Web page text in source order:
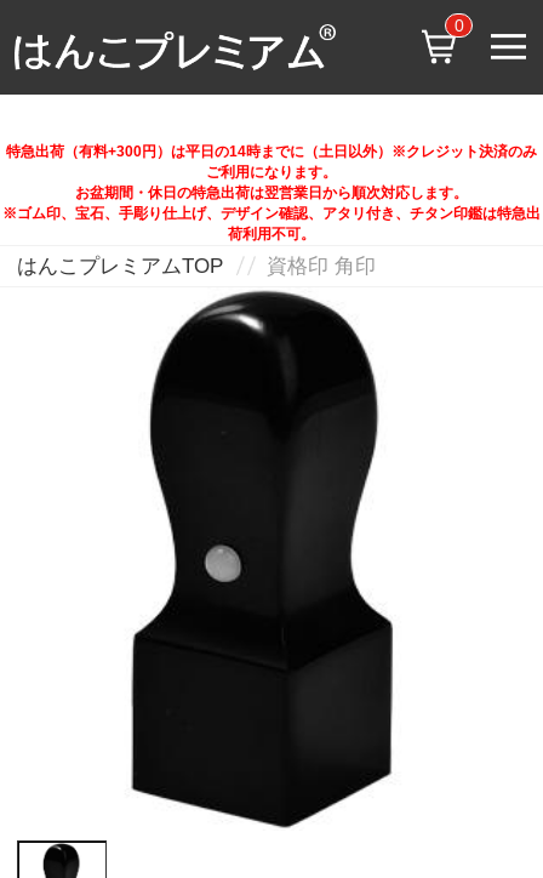
0
特急出荷（有料+300円）は平日の14時までに（土日以外）※クレジット決済のみ
ご利用になります。
お盆期間・休日の特急出荷は翌営業日から順次対応します。
※ゴム印、宝石、手彫り仕上げ、デザイン確認、アタリ付き、チタン印鑑は特急出
荷利用不可。
はんこプレミアムTOP 資格印 角印